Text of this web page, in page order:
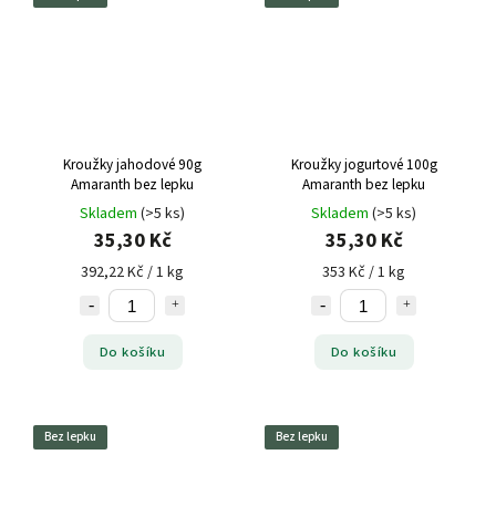
Kroužky jahodové 90g
Amaranth bez lepku
Skladem (>5 ks)
35,30 Kč
392,22 Kč / 1 kg
Do košíku
Kroužky jogurtové 100g
Amaranth bez lepku
Skladem (>5 ks)
35,30 Kč
353 Kč / 1 kg
Do košíku
Bez lepku Bez lepku